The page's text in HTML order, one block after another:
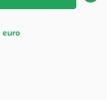
euro